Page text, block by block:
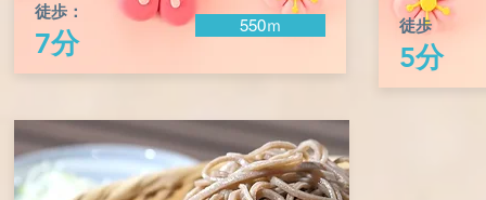
徒歩：
7分
550ｍ 徒歩
5分